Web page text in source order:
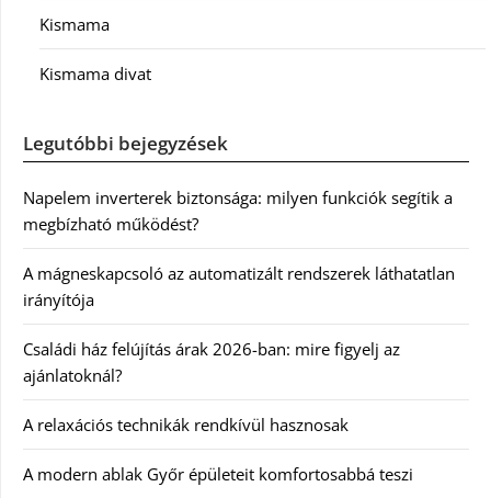
Kismama
Kismama divat
Legutóbbi bejegyzések
Napelem inverterek biztonsága: milyen funkciók segítik a
megbízható működést?
A mágneskapcsoló az automatizált rendszerek láthatatlan
irányítója
Családi ház felújítás árak 2026-ban: mire figyelj az
ajánlatoknál?
A relaxációs technikák rendkívül hasznosak
A modern ablak Győr épületeit komfortosabbá teszi